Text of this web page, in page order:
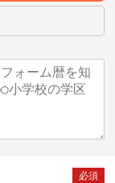
必須